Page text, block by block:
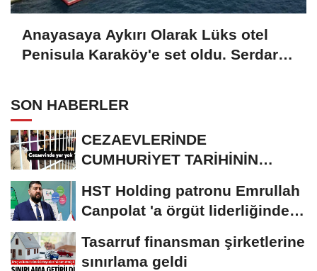
Anayasaya Aykırı Olarak Lüks otel
Penisula Karaköy'e set oldu. Serdar
SON HABERLER
CEZAEVLERİNDE
CUMHURİYET TARİHİNİN
KİŞİ...
HST Holding patronu Emrullah
Canpolat 'a örgüt liderliğinden
Tasarruf finansman şirketlerine
sınırlama geldi